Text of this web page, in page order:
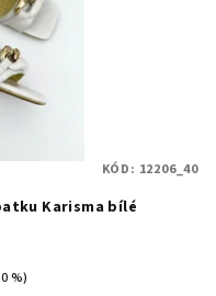
Karisma bílé
%)
KÓD: 12206_40